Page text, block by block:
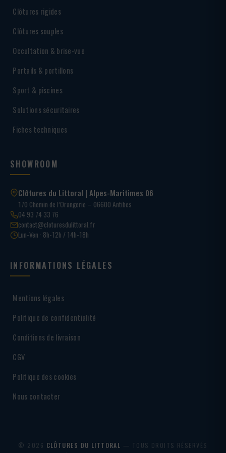
Clôtures rigides
Clôtures souples
Occultation & brise-vue
Portails & portillons
Sport & piscines
Solutions sécuritaires
Fiches techniques
SHOWROOM
Clôtures du Littoral | Alpes-Maritimes 06
170 Chemin de l’Orangerie – 06600 Antibes
04 93 74 33 76
contact@cloturesdulittoral.fr
Lun-Ven · 8h-12h / 14h-18h
INFORMATIONS LÉGALES
Mentions légales
Politique de confidentialité
Conditions de livraison
CGV
Politique des cookies
Nous contacter
© 2026 CLÔTURES DU LITTORAL — TOUS DROITS RÉSERVÉS